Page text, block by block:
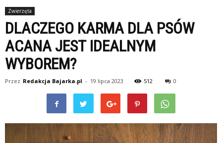
Zwierzęta
DLACZEGO KARMA DLA PSÓW
ACANA JEST IDEALNYM
WYBOREM?
Przez Redakcja Bajarka.pl - 19 lipca 2023 512 0